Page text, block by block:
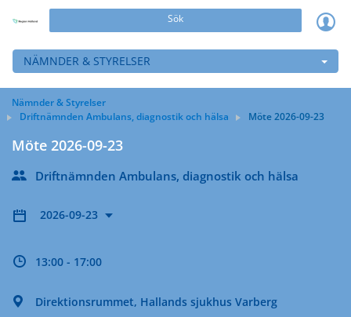
Sök
NÄMNDER & STYRELSER
Nämnder & Styrelser
Driftnämnden Ambulans, diagnostik och hälsa
Möte 2026-09-23
Möte 2026-09-23
Driftnämnden Ambulans, diagnostik och hälsa
2026-09-23
13:00 - 17:00
Direktionsrummet, Hallands sjukhus Varberg